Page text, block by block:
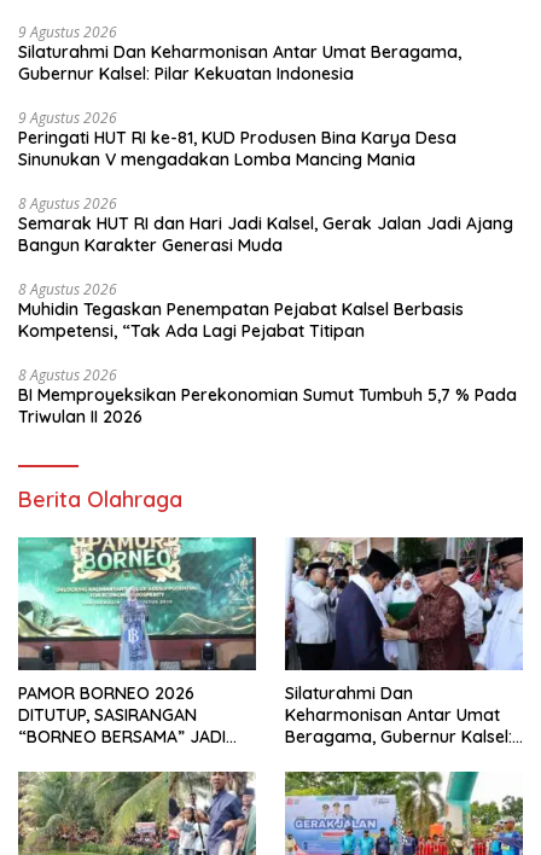
9 Agustus 2026
Silaturahmi Dan Keharmonisan Antar Umat Beragama,
Gubernur Kalsel: Pilar Kekuatan Indonesia
9 Agustus 2026
Peringati HUT RI ke-81, KUD Produsen Bina Karya Desa
Sinunukan V mengadakan Lomba Mancing Mania
8 Agustus 2026
Semarak HUT RI dan Hari Jadi Kalsel, Gerak Jalan Jadi Ajang
Bangun Karakter Generasi Muda
8 Agustus 2026
Muhidin Tegaskan Penempatan Pejabat Kalsel Berbasis
Kompetensi, “Tak Ada Lagi Pejabat Titipan
8 Agustus 2026
BI Memproyeksikan Perekonomian Sumut Tumbuh 5,7 % Pada
Triwulan II 2026
Berita Olahraga
PAMOR BORNEO 2026
DITUTUP, SASIRANGAN
“BORNEO BERSAMA” JADI
Silaturahmi Dan
Keharmonisan Antar Umat
Beragama, Gubernur Kalsel: